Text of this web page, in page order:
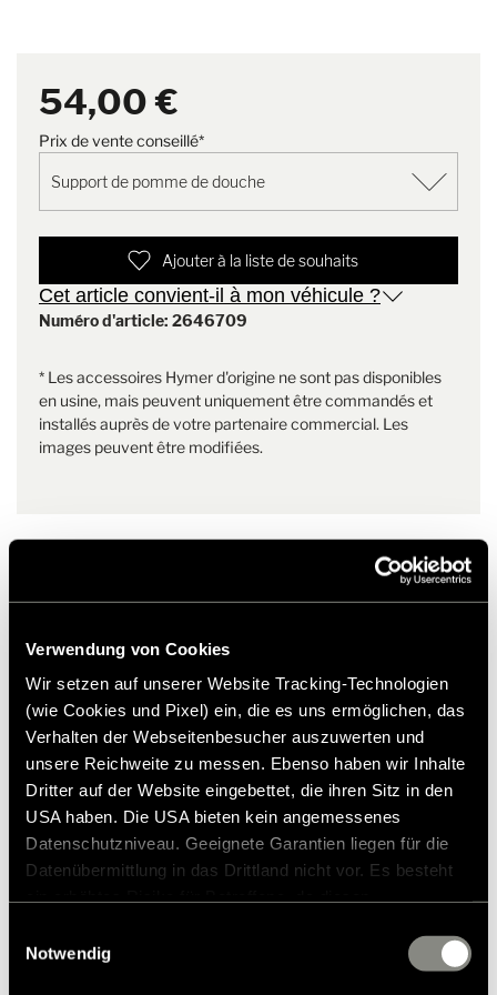
Verwendung von Cookies
Wir setzen auf unserer Website Tracking-Technologien
(wie Cookies und Pixel) ein, die es uns ermöglichen, das
Verhalten der Webseitenbesucher auszuwerten und
unsere Reichweite zu messen. Ebenso haben wir Inhalte
Dritter auf der Website eingebettet, die ihren Sitz in den
USA haben. Die USA bieten kein angemessenes
Datenschutzniveau. Geeignete Garantien liegen für die
Datenübermittlung in das Drittland nicht vor. Es besteht
zustehen. Eingesetzte Dienstleister können Daten für
Notwendig
serviettes.
54,00 €
Prix de vente conseillé*
Ajouter à la liste de souhaits
Cet article convient-il à mon véhicule ?
Numéro d'article: 2646709
* Les accessoires Hymer d'origine ne sont pas disponibles
en usine, mais peuvent uniquement être commandés et
installés auprès de votre partenaire commercial. Les
images peuvent être modifiées.
Produits similaires